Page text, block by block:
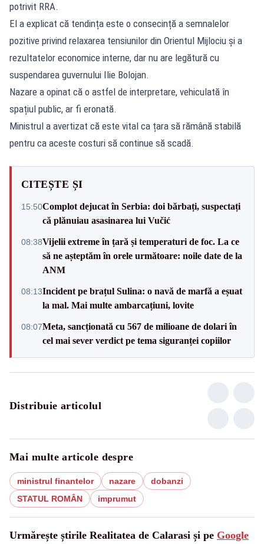
potrivit RRA.
El a explicat că tendința este o consecință a semnalelor
pozitive privind relaxarea tensiunilor din Orientul Mijlociu și a
rezultatelor economice interne, dar nu are legătură cu
suspendarea guvernului Ilie Bolojan.
Nazare a opinat că o astfel de interpretare, vehiculată în
spațiul public, ar fi eronată.
Ministrul a avertizat că este vital ca țara să rămână stabilă
pentru ca aceste costuri să continue să scadă.
CITEȘTE ȘI
15:50Complot dejucat în Serbia: doi bărbați, suspectați
că plănuiau asasinarea lui Vučić
08:38Vijelii extreme în țară și temperaturi de foc. La ce
să ne așteptăm în orele următoare: noile date de la
ANM
08:13Incident pe brațul Sulina: o navă de marfă a eșuat
la mal. Mai multe ambarcațiuni, lovite
08:07Meta, sancționată cu 567 de milioane de dolari în
cel mai sever verdict pe tema siguranței copiilor
Distribuie articolul
Mai multe articole despre
ministrul finantelor nazare
dobanzi
STATUL ROMÂN
imprumut
Urmărește știrile Realitatea de Calarasi și pe Google